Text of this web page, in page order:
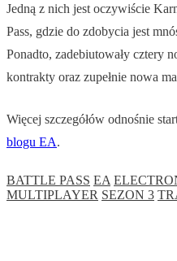
Jedną z nich jest oczywiście
Pass, gdzie do zdobycia jest
Ponadto, zadebiutowały cztery
kontrakty oraz zupełnie nowa
Więcej szczegółów odnośnie
blogu EA.
BATTLE PASS EA
MULTIPLAYER SEZON 3